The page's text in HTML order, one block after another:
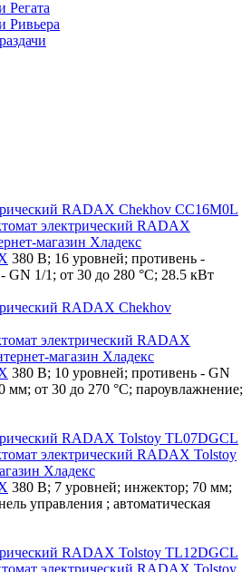
Регата
Ривьера
RADAX Chekhov CC16M0L
380 В; 16 уровней; противень -
GN 1/1; от 30 до 280 °С; 28.5 кВт
RADAX Chekhov
380 В; 10 уровней; противень - GN
мм; от 30 до 270 °С; пароувлажнение;
RADAX Tolstoy TL07DGCL
380 В; 7 уровней; инжектор; 70 мм;
управления ; автоматическая
RADAX Tolstoy TL12DGCL